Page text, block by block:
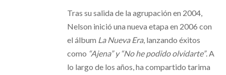
Tras su salida de la agrupación en 2004,
Nelson inició una nueva etapa en 2006 con
el álbum La Nueva Era, lanzando éxitos
como “Ajena” y “No he podido olvidarte”. A
lo largo de los años, ha compartido tarima